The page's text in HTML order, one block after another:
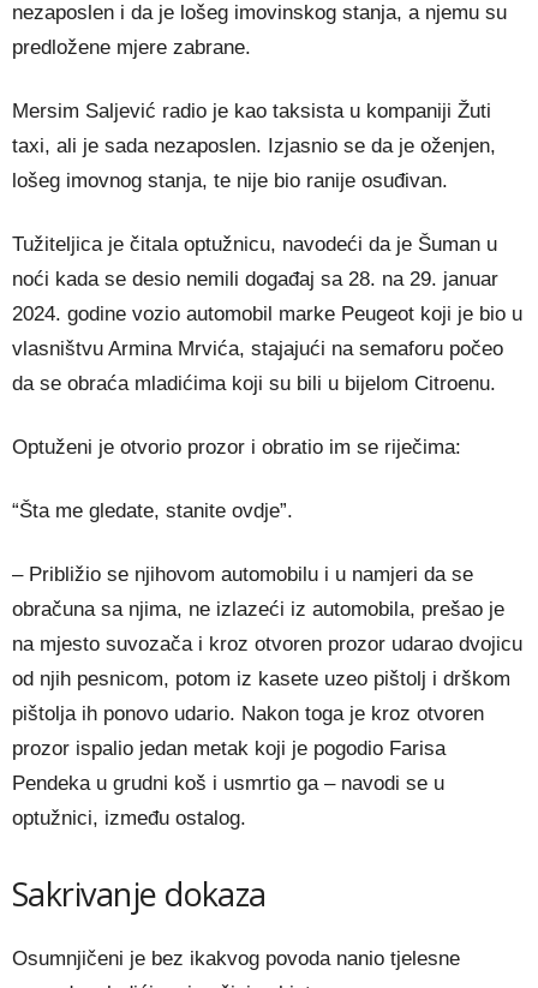
nezaposlen i da je lošeg imovinskog stanja, a njemu su
predložene mjere zabrane.
Mersim Saljević radio je kao taksista u kompaniji Žuti
taxi, ali je sada nezaposlen. Izjasnio se da je oženjen,
lošeg imovnog stanja, te nije bio ranije osuđivan.
Tužiteljica je čitala optužnicu, navodeći da je Šuman u
noći kada se desio nemili događaj sa 28. na 29. januar
2024. godine vozio automobil marke Peugeot koji je bio u
vlasništvu Armina Mrvića, stajajući na semaforu počeo
da se obraća mladićima koji su bili u bijelom Citroenu.
Optuženi je otvorio prozor i obratio im se riječima:
“Šta me gledate, stanite ovdje”.
– Približio se njihovom automobilu i u namjeri da se
obračuna sa njima, ne izlazeći iz automobila, prešao je
na mjesto suvozača i kroz otvoren prozor udarao dvojicu
od njih pesnicom, potom iz kasete uzeo pištolj i drškom
pištolja ih ponovo udario. Nakon toga je kroz otvoren
prozor ispalio jedan metak koji je pogodio Farisa
Pendeka u grudni koš i usmrtio ga – navodi se u
optužnici, između ostalog.
Sakrivanje dokaza
Osumnjičeni je bez ikakvog povoda nanio tjelesne